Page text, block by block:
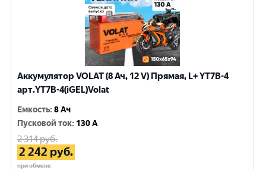
Аккумулятор VOLAT (8 Ач, 12 V) Прямая, L+ YT7B-4
арт.YT7B-4(iGEL)Volat
Емкость:8 Ач
Пусковой ток: 130 A
2 314руб.
2 242 руб.
при обмене